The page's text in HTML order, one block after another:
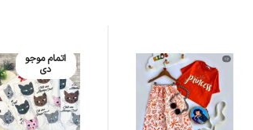
اتمام موجو
دی